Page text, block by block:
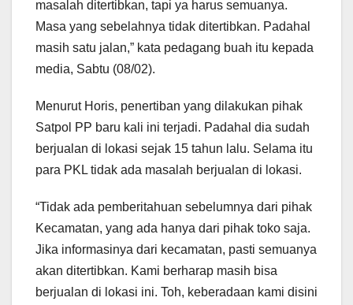
masalah ditertibkan, tapi ya harus semuanya.
Masa yang sebelahnya tidak ditertibkan. Padahal
masih satu jalan,” kata pedagang buah itu kepada
media, Sabtu (08/02).
Menurut Horis, penertiban yang dilakukan pihak
Satpol PP baru kali ini terjadi. Padahal dia sudah
berjualan di lokasi sejak 15 tahun lalu. Selama itu
para PKL tidak ada masalah berjualan di lokasi.
“Tidak ada pemberitahuan sebelumnya dari pihak
Kecamatan, yang ada hanya dari pihak toko saja.
Jika informasinya dari kecamatan, pasti semuanya
akan ditertibkan. Kami berharap masih bisa
berjualan di lokasi ini. Toh, keberadaan kami disini